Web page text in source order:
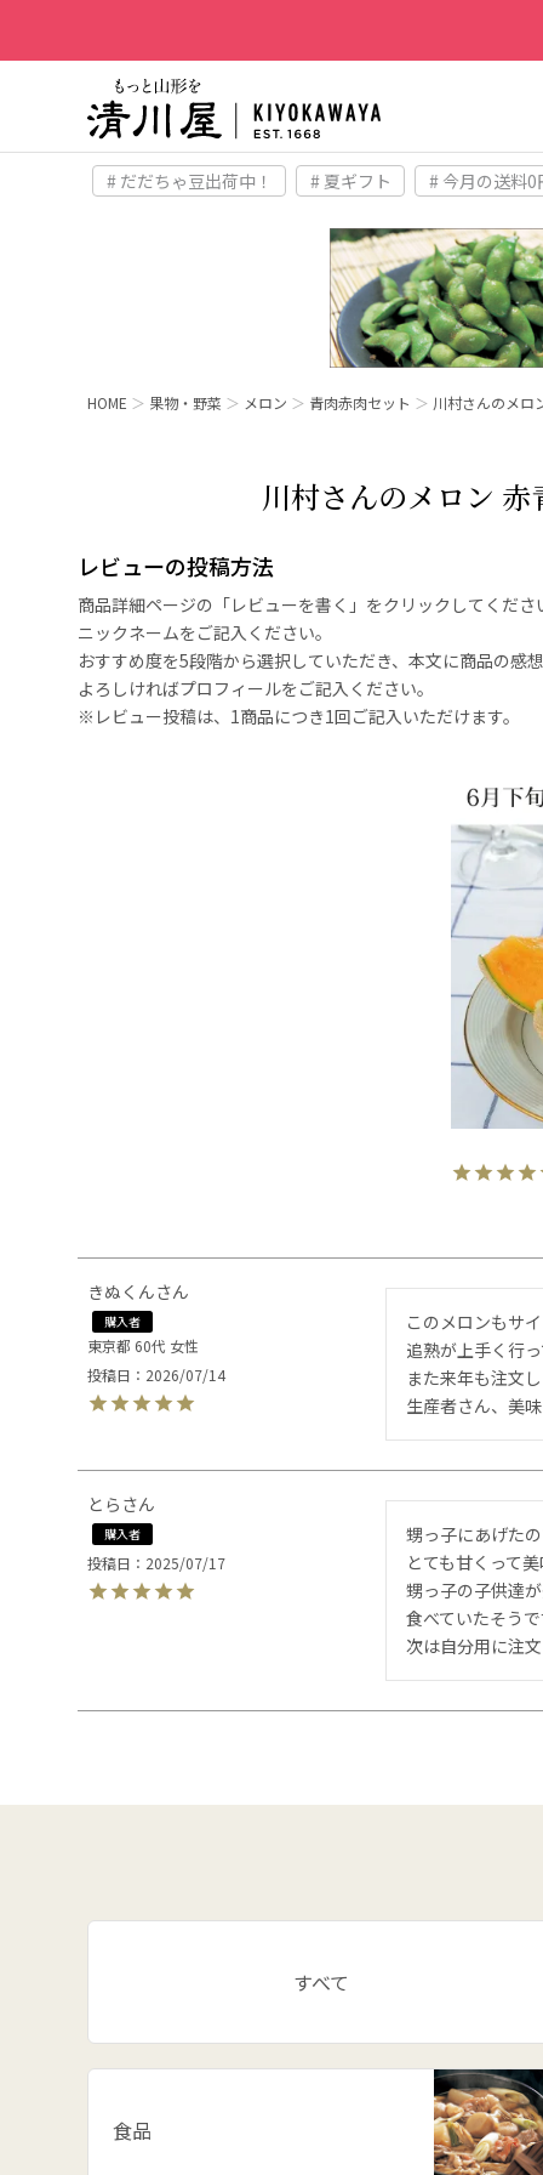
# だだちゃ豆出荷中！ # 夏ギフト # 今月の送料0
HOME 果物・野菜 メロン 青肉赤肉セット 川村さんのメロ
川村さんのメロン
レビューの投稿方法
商品詳細ページの「レビューを書く」をクリックしてくださ
ニックネームをご記入ください。
おすすめ度を5段階から選択していただき、本文に商品の感
よろしければプロフィールをご記入ください。
※レビュー投稿は、1商品につき1回ご記入いただけます。
きぬくん
購入者
東京都 60代 女性
投稿日
2026/07/14
このメロンもサ
追熟が上手く行
また来年も注文
生産者さん、美
とら
購入者
投稿日 2025/07/17
甥っ子にあげた
とても甘くって
甥っ子の子供達
食べていたそう
次は自分用に注
すべて
食品